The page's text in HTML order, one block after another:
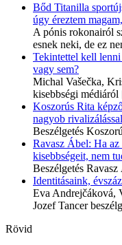
Bőd Titanilla
úgy éreztem
A pónis rokonairól
esnek neki, de ez
Tekintettel kell lenni
vagy sem?
Michal Vašečka,
kisebbségi médiáról
Koszorús Rita
nagyob
Beszélgetés
Ravasz Ábel: Ha
kisebbségeit, nem
Beszélgetés
Identitásaink,
Eva Andrejčáková,
Jozef Tancer
Rövid